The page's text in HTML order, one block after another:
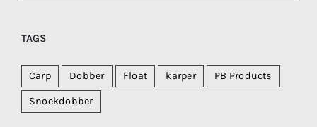
TAGS
Carp Dobber Float karper PB Products
Snoekdobber